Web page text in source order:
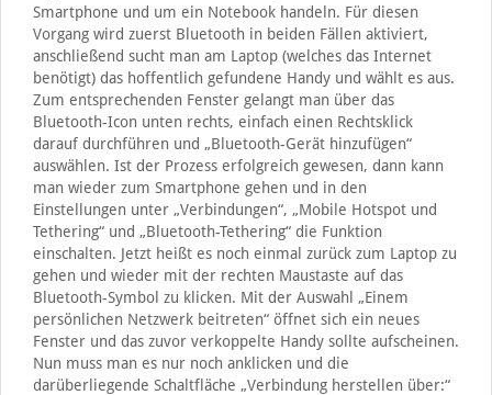
Smartphone und um ein Notebook handeln. Für diesen
Vorgang wird zuerst Bluetooth in beiden Fällen aktiviert,
anschließend sucht man am Laptop (welches das Internet
benötigt) das hoffentlich gefundene Handy und wählt es aus.
Zum entsprechenden Fenster gelangt man über das
Bluetooth-Icon unten rechts, einfach einen Rechtsklick
darauf durchführen und „Bluetooth-Gerät hinzufügen“
auswählen. Ist der Prozess erfolgreich gewesen, dann kann
man wieder zum Smartphone gehen und in den
Einstellungen unter „Verbindungen“, „Mobile Hotspot und
Tethering“ und „Bluetooth-Tethering“ die Funktion
einschalten. Jetzt heißt es noch einmal zurück zum Laptop zu
gehen und wieder mit der rechten Maustaste auf das
Bluetooth-Symbol zu klicken. Mit der Auswahl „Einem
persönlichen Netzwerk beitreten“ öffnet sich ein neues
Fenster und das zuvor verkoppelte Handy sollte aufscheinen.
Nun muss man es nur noch anklicken und die
darüberliegende Schaltfläche „Verbindung herstellen über:“